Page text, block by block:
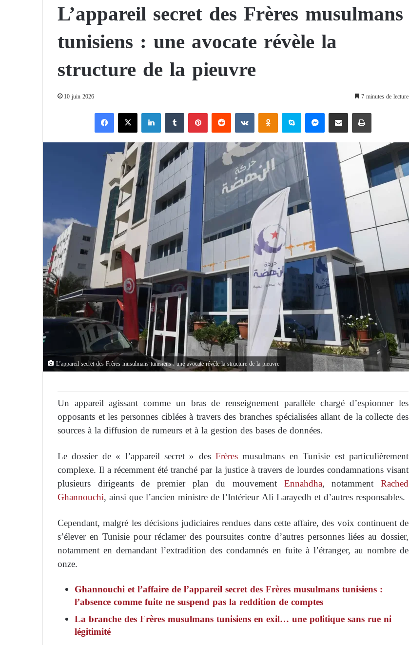
L’appareil secret des Frères musulmans
tunisiens : une avocate révèle la
structure de la pieuvre
10 juin 2026 7 minutes de lecture
X
L’appareil secret des Frères musulmans tunisiens : une avocate révèle la structure de la pieuvre
Un appareil agissant comme un bras de renseignement parallèle chargé d’espionner les
opposants et les personnes ciblées à travers des branches spécialisées allant de la collecte des
sources à la diffusion de rumeurs et à la gestion des bases de données.
Le dossier de « l’appareil secret » desFrères musulmans en Tunisie est particulièrement
complexe. Il a récemment été tranché par la justice à travers de lourdes condamnations visant
plusieurs dirigeants de premier plan du mouvement Ennahdha, notammentRached
Ghannouchi, ainsi que l’ancien ministre de l’Intérieur Ali Larayedh et d’autres responsables.
Cependant, malgré les décisions judiciaires rendues dans cette affaire, des voix continuent de
s’élever en Tunisie pour réclamer des poursuites contre d’autres personnes liées au dossier,
notamment en demandant l’extradition des condamnés en fuite à l’étranger, au nombre de
onze.
Ghannouchi et l’affaire de l’appareil secret des Frères musulmans tunisiens :
l’absence comme fuite ne suspend pas la reddition de comptes
La branche des Frères musulmans tunisiens en exil… une politique sans rue ni
légitimité